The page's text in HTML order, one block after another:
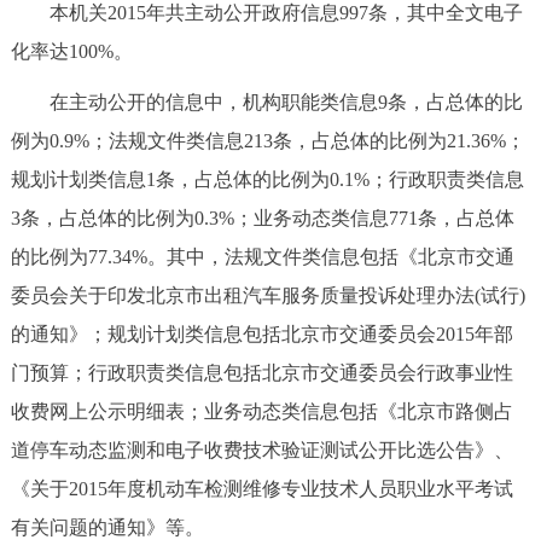
本机关2015年共主动公开政府信息997条，其中全文电子
化率达100%。
在主动公开的信息中，机构职能类信息9条，占总体的比
例为0.9%；法规文件类信息213条，占总体的比例为21.36%；
规划计划类信息1条，占总体的比例为0.1%；行政职责类信息
3条，占总体的比例为0.3%；业务动态类信息771条，占总体
的比例为77.34%。其中，法规文件类信息包括《北京市交通
委员会关于印发北京市出租汽车服务质量投诉处理办法(试行)
的通知》；规划计划类信息包括北京市交通委员会2015年部
门预算；行政职责类信息包括北京市交通委员会行政事业性
收费网上公示明细表；业务动态类信息包括《北京市路侧占
道停车动态监测和电子收费技术验证测试公开比选公告》、
《关于2015年度机动车检测维修专业技术人员职业水平考试
有关问题的通知》等。